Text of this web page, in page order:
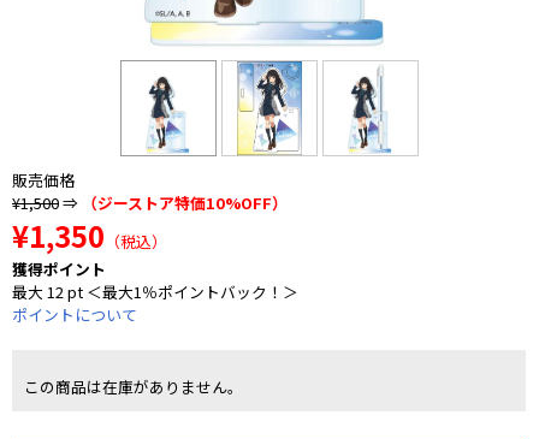
販売価格
¥1,500⇒ （ジーストア特価10%OFF）
¥1,350 （税込）
獲得ポイント
最大 12 pt ＜最大1％ポイントバック！＞
ポイントについて
この商品は在庫がありません。